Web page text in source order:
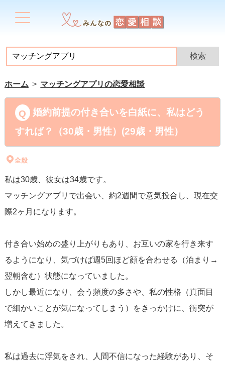
ホーム マッチングアプリの恋愛相談
婚約前提の付き合いを白紙に、私はどう
すれば？（30歳・男性）(29歳・男性）
全般
私は30歳、彼女は34歳です。
マッチングアプリで出会い、約2週間で意気投合し、現在交
際2ヶ月になります。
付き合い始めの盛り上がりもあり、お互いの家を行き来す
るようになり、気づけば週5回ほど顔を合わせる（泊まり→
翌朝含む）状態になっていました。
しかし最近になり、会う頻度の多さや、私の性格（真面目
で細かいことが気になってしまう）をきっかけに、衝突が
増えてきました。
私は過去に浮気をされ、人間不信になった経験があり、そ